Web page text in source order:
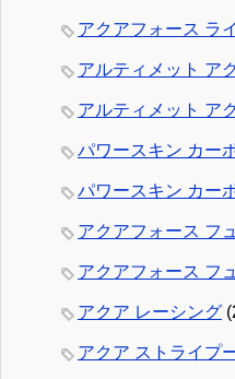
アクアフォース ラ
アルティメット ア
アルティメット ア
パワースキン カー
パワースキン カー
アクアフォース フ
アクアフォース フ
アクア レーシング
アクア ストライプ